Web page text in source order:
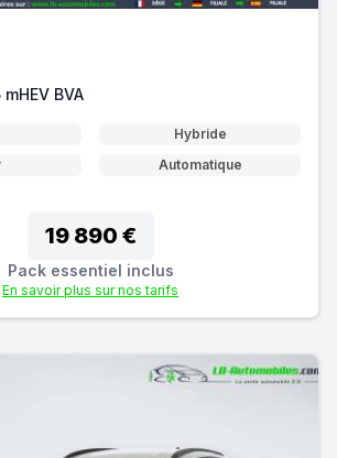
BVA
Hybride
Automatique
19 890 €
Pack essentiel inclus
En savoir plus sur nos tarifs